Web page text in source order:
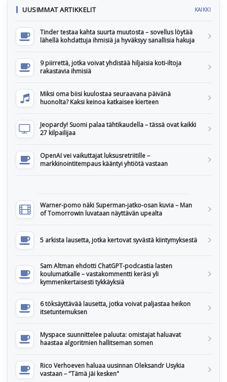
UUSIMMAT ARTIKKELIT KAIKKI
Tinder testaa kahta suurta muutosta – sovellus löytää
lähellä kohdattuja ihmisiä ja hyväksyy sanallisia hakuja
9 piirrettä, jotka voivat yhdistää hiljaisia koti-iltoja
rakastavia ihmisiä
Miksi oma biisi kuulostaa seuraavana päivänä
huonolta? Kaksi keinoa katkaisee kierteen
Jeopardy! Suomi palaa tähtikaudella – tässä ovat kaikki
27 kilpailijaa
OpenAI vei vaikuttajat luksusretriitille –
markkinointitempaus kääntyi yhtiötä vastaan
Warner-pomo näki Superman-jatko-osan kuvia – Man
of Tomorrowin luvataan näyttävän upealta
5 arkista lausetta, jotka kertovat syvästä kiintymyksestä
Sam Altman ehdotti ChatGPT-podcastia lasten
koulumatkalle – vastakommentti keräsi yli
kymmenkertaisesti tykkäyksiä
6 töksäyttävää lausetta, jotka voivat paljastaa heikon
itsetuntemuksen
Myspace suunnittelee paluuta: omistajat haluavat
haastaa algoritmien hallitseman somen
Rico Verhoeven haluaa uusinnan Oleksandr Usykia
vastaan – "Tämä jäi kesken"